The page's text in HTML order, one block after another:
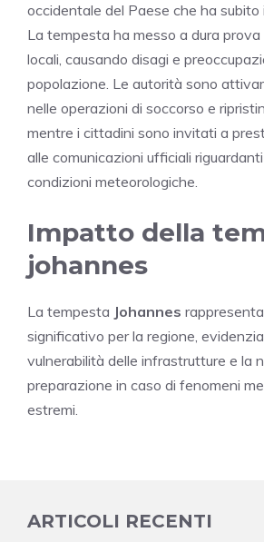
occidentale del Paese che ha subito
La tempesta ha messo a dura
locali, causando disagi e
popolazione. Le autorità sono
nelle operazioni di soccorso e
mentre i cittadini sono invitati a
alle comunicazioni ufficiali
condizioni meteorologiche.
Impatto della
johannes
La tempesta Johannes
significativo per la regione,
vulnerabilità delle infrastrutture e la
preparazione in caso di fenomeni
estremi.
ARTICOLI RECENTI